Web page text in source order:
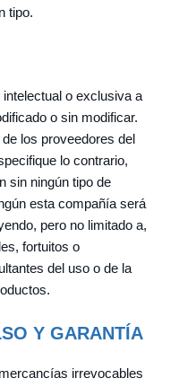
tipo.
o exclusiva a
o sin modificar.
los proveedores del
lo contrario,
sin ningún tipo de
esta compañía será
pero no limitado a,
fortuitos o
del uso o de la
Y GARANTÍA
irrevocables